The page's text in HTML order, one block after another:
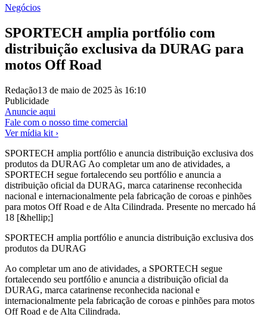
Negócios
SPORTECH amplia portfólio com
distribuição exclusiva da DURAG para
motos Off Road
Redação13 de maio de 2025 às 16:10
Publicidade
Anuncie aqui
Fale com o nosso time comercial
Ver mídia kit ›
SPORTECH amplia portfólio e anuncia distribuição exclusiva dos
produtos da DURAG Ao completar um ano de atividades, a
SPORTECH segue fortalecendo seu portfólio e anuncia a
distribuição oficial da DURAG, marca catarinense reconhecida
nacional e internacionalmente pela fabricação de coroas e pinhões
para motos Off Road e de Alta Cilindrada. Presente no mercado há
18 [&hellip;]
SPORTECH amplia portfólio e anuncia distribuição exclusiva dos
produtos da DURAG
Ao completar um ano de atividades, a SPORTECH segue
fortalecendo seu portfólio e anuncia a distribuição oficial da
DURAG, marca catarinense reconhecida nacional e
internacionalmente pela fabricação de coroas e pinhões para motos
Off Road e de Alta Cilindrada.